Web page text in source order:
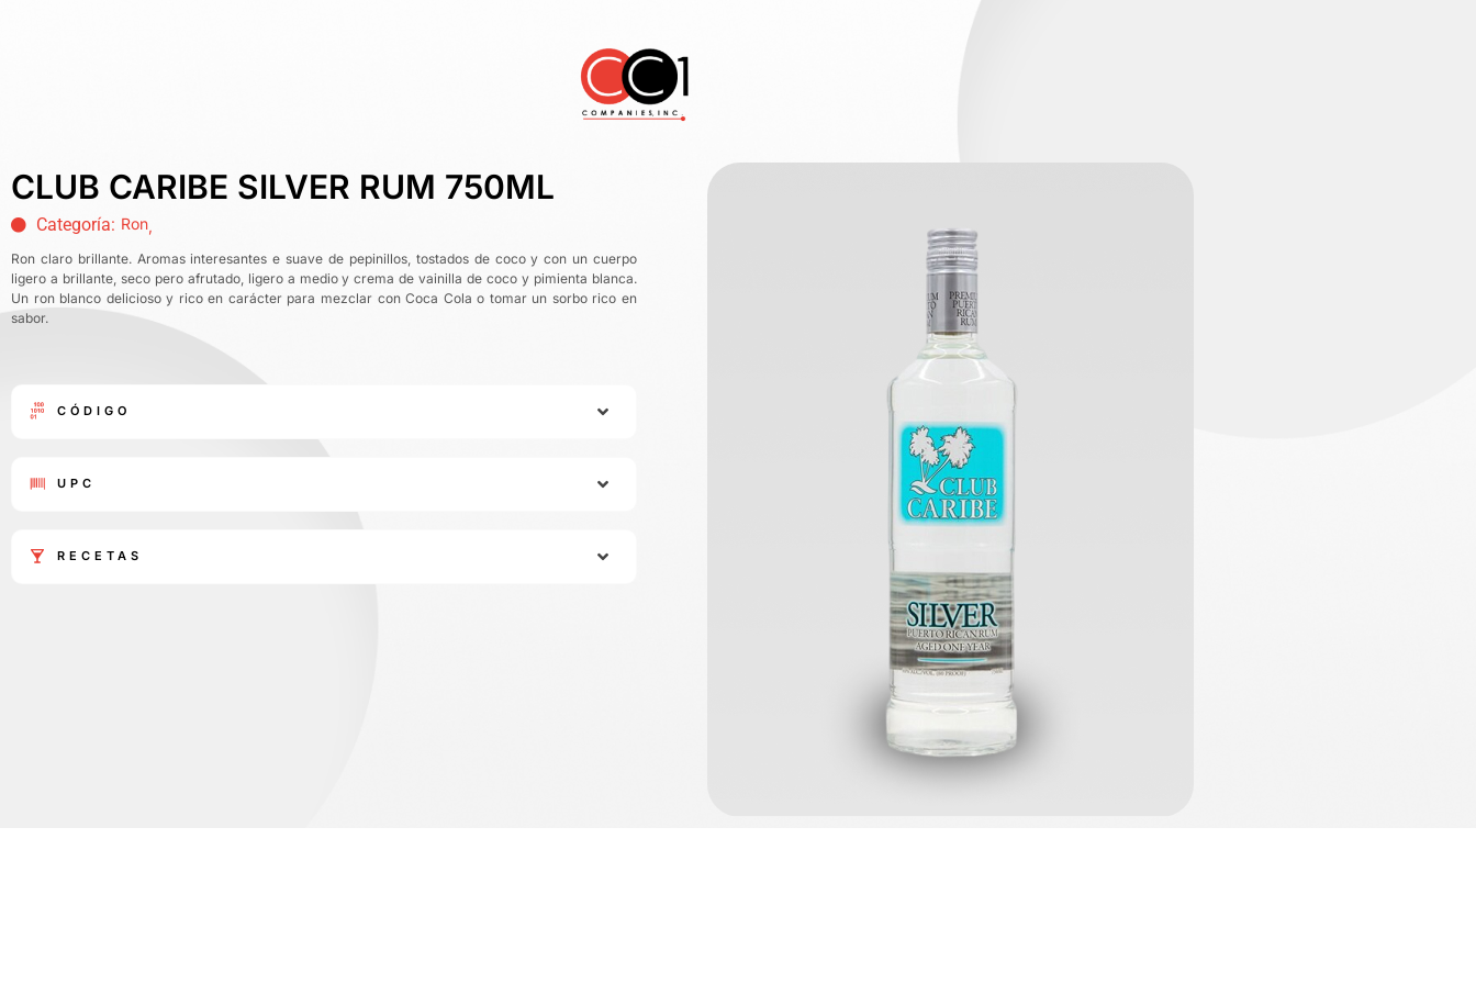
CLUB CARIBE SILVER RUM 750ML
Categoría: Ron,
Ron claro brillante. Aromas interesantes e suave de pepinillos, tostados de coco y con un cuerpo
ligero a brillante, seco pero afrutado, ligero a medio y crema de vainilla de coco y pimienta blanca.
Un ron blanco delicioso y rico en carácter para mezclar con Coca Cola o tomar un sorbo rico en
sabor.
CÓDIGO
UPC
RECETAS